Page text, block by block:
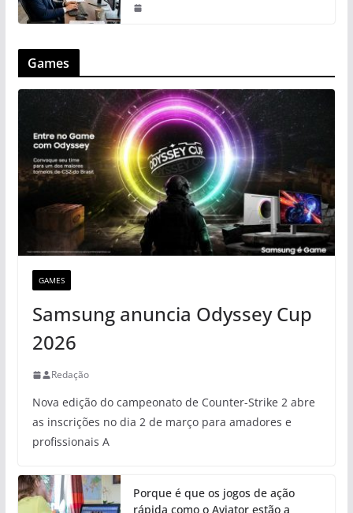
Games
GAMES
Samsung anuncia Odyssey Cup
2026
Redação
Nova edição do campeonato de Counter-Strike 2 abre
as inscrições no dia 2 de março para amadores e
profissionais A
Porque é que os jogos de ação
rápida como o Aviator estão a